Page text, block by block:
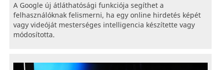
A Google új átláthatósági funkciója segíthet a
felhasználóknak felismerni, ha egy online hirdetés képét
vagy videóját mesterséges intelligencia készítette vagy
módosította.